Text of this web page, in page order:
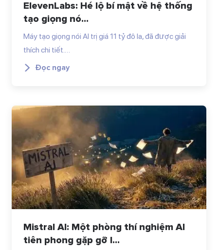
ElevenLabs: Hé lộ bí mật về hệ thống
tạo giọng nó...
Máy tạo giọng nói AI trị giá 11 tỷ đô la, đã được giải
thích chi tiết.…
Đọc ngay
Mistral AI: Một phòng thí nghiệm AI
tiên phong gặp gỡ l...